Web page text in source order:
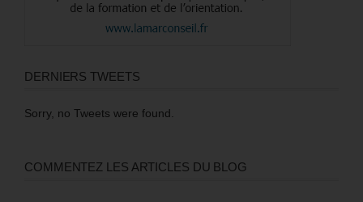
DERNIERS TWEETS
Sorry, no Tweets were found.
COMMENTEZ LES ARTICLES DU BLOG